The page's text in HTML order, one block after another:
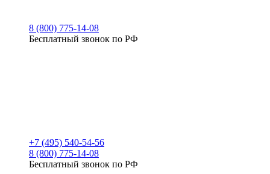
8 (800) 775-14-08
Бесплатный звонок по РФ
+7 (495) 540-54-56
8 (800) 775-14-08
Бесплатный звонок по РФ